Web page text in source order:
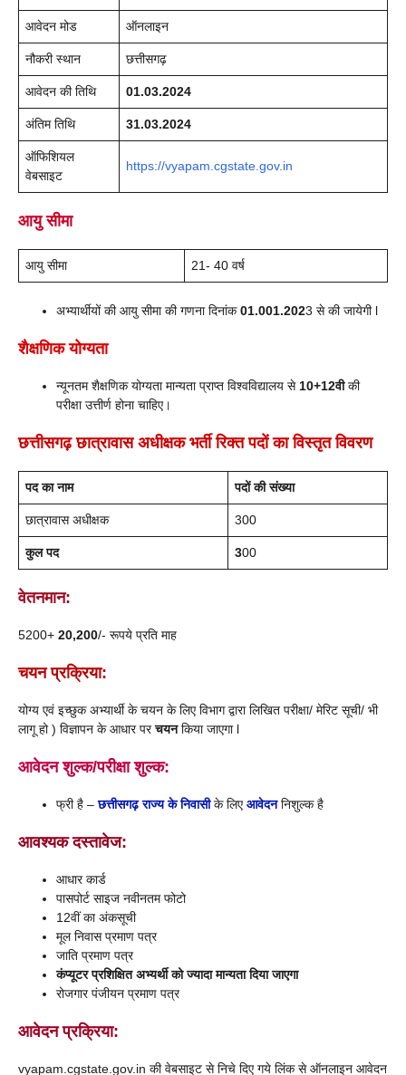
आवेदन मोड ऑनलाइन
नौकरी स्थान छत्तीसगढ़
आवेदन की तिथि 01.03.2024
अंतिम तिथि 31.03.2024
ऑफिशियल
वेबसाइट
https://vyapam.cgstate.gov.in
आयु सीमा
आयु सीमा 21- 40 वर्ष
अभ्यार्थीयों की आयु सीमा की गणना दिनांक01.001.2023 से की जायेगी l
शैक्षणिक योग्यता
न्यूनतम शैक्षणिक योग्यता मान्यता प्राप्त विश्वविद्यालय से10+12वीकी
परीक्षा उत्तीर्ण होना चाहिए।
छत्तीसगढ़ छात्रावास अधीक्षक भर्ती रिक्त पदों का विस्तृत विवरण
पद का नाम पदों की संख्या
छात्रावास अधीक्षक 300
कुल पद 300
वेतनमान:
5200+ 20,200/- रूपये प्रति माह
चयन प्रक्रिया:
योग्य एवं इच्छुक अभ्यार्थी के चयन के लिए विभाग द्वारा लिखित परीक्षा/ मेरिट सूची/ भी
लागू हो ) विज्ञापन के आधार परचयनकिया जाएगा l
आवेदन शुल्क/परीक्षा शुल्क:
फ्री है –छत्तीसगढ़ राज्य के निवासीके लिएआवेदननिशुल्क है
आवश्यक दस्तावेज:
आधार कार्ड
पासपोर्ट साइज नवीनतम फोटो
12वीं का अंकसूची
मूल निवास प्रमाण पत्र
जाति प्रमाण पत्र
कंप्यूटर प्रशिक्षित अभ्यर्थी को ज्यादा मान्यता दिया जाएगा
रोजगार पंजीयन प्रमाण पत्र
आवेदन प्रक्रिया:
vyapam.cgstate.gov.in की वेबसाइट से निचे दिए गये लिंक से ऑनलाइन आवेदन